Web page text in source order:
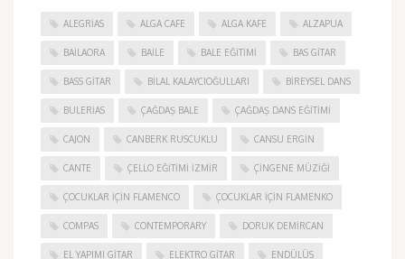
ALEGRIAS ALGA CAFE ALGA KAFE ALZAPUA
BAILAORA BAILE BALE EĞITIMI BAS GITAR
BASS GITAR BILAL KALAYCIOĞULLARI BIREYSEL DANS
BULERIAS ÇAĞDAŞ BALE ÇAĞDAŞ DANS EĞITIMI
CAJON CANBERK RUSCUKLU CANSU ERGIN
CANTE ÇELLO EĞITIMI İZMIR ÇINGENE MÜZIĞI
ÇOCUKLAR IÇIN FLAMENCO ÇOCUKLAR IÇIN FLAMENKO
COMPAS CONTEMPORARY DORUK DEMIRCAN
EL YAPIMI GITAR ELEKTRO GITAR ENDÜLÜS